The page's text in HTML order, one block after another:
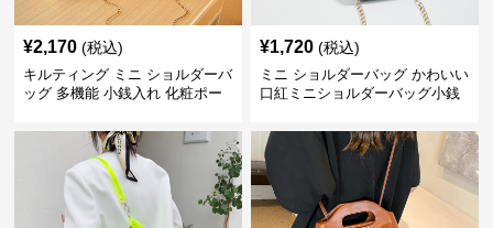
¥2,170 (税込)
キルティング ミニ ショルダーバ
ッグ 多機能 小銭入れ 化粧ポー
¥1,720 (税込)
ミニ ショルダーバッグ かわいい
口紅ミニショルダーバッグ小銭